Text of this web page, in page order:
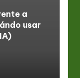
a
usar